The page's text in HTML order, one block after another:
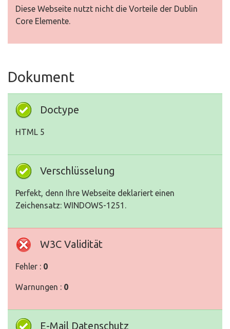
Diese Webseite nutzt nicht die Vorteile der Dublin
Core Elemente.
Dokument
Doctype
HTML 5
Verschlüsselung
Perfekt, denn Ihre Webseite deklariert einen
Zeichensatz: WINDOWS-1251.
W3C Validität
Fehler : 0
Warnungen : 0
E-Mail Datenschutz